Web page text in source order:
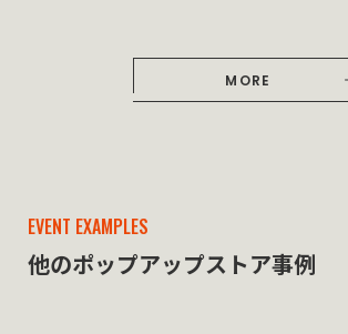
MORE
EVENT EXAMPLES
他のポップアップストア事例